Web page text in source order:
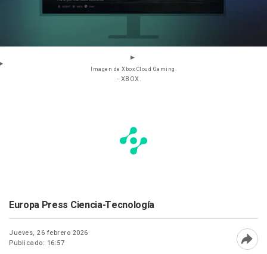
Imagen de Xbox Cloud Gaming.
- XBOX.
Europa Press Ciencia-Tecnología
Jueves, 26 febrero 2026
Publicado: 16:57